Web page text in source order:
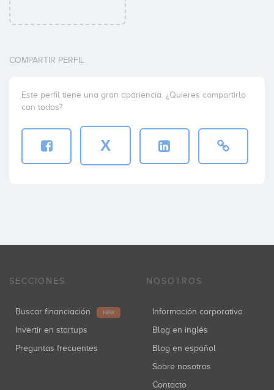
COMPARTIR PERFIL
Este perfil tiene una gran apariencia. ¿Quieres compartirlo
con todos?
X
SECCIONES
Buscar financiación NEW
Invertir en startups
Preguntas frecuentes
NOSOTROS
Información corporativa
Blog en inglés
Blog en español
Sobre nosotros
Contacto